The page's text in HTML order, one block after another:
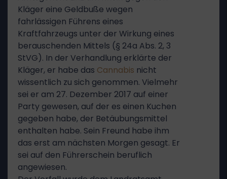
Kläger eine Geldbuße wegen
fahrlässigen Führens eines
Kraftfahrzeugs unter der Wirkung eines
berauschenden Mittels (§ 24a Abs. 2, 3
StVG). In der Verhandlung erklärte der
Kläger, er habe das Cannabis nicht
wissentlich zu sich genommen. Vielmehr
sei er am 27. Dezember 2017 auf einer
Party gewesen, auf der es einen Kuchen
gegeben habe, der Betäubungsmittel
enthalten habe. Sein Freund habe ihm
das erst am nächsten Morgen gesagt. Er
sei auf den Führerschein beruflich
angewiesen.